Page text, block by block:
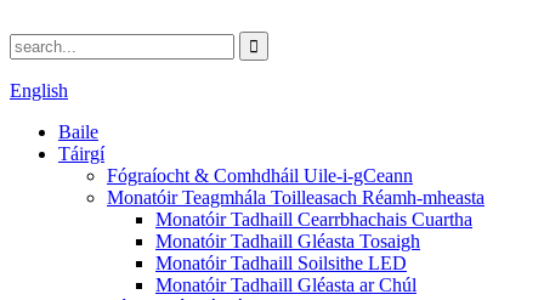
English
Baile
Táirgí
Fógraíocht & Comhdháil Uile-i-gCeann
Monatóir Teagmhála Toilleasach Réamh-mheasta
Monatóir Tadhaill Cearrbhachais Cuartha
Monatóir Tadhaill Gléasta Tosaigh
Monatóir Tadhaill Soilsithe LED
Monatóir Tadhaill Gléasta ar Chúl